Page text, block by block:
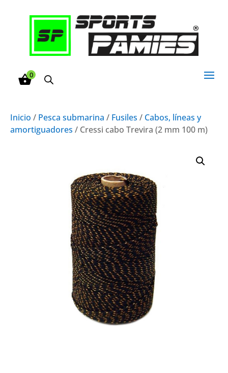
0
Inicio / Pesca submarina / Fusiles / Cabos, líneas y
amortiguadores / Cressi cabo Trevira (2 mm 100 m)